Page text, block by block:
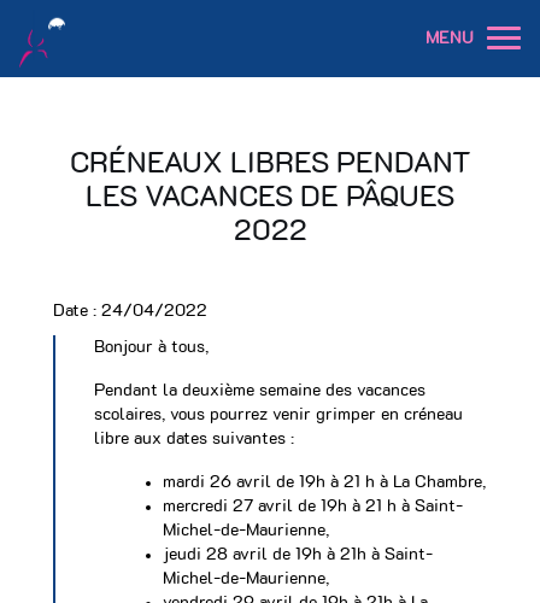
MENU
CRÉNEAUX LIBRES PENDANT
LES VACANCES DE PÂQUES
2022
Date : 24/04/2022
Bonjour à tous,
Pendant la deuxième semaine des vacances
scolaires, vous pourrez venir grimper en créneau
libre aux dates suivantes :
mardi 26 avril de 19h à 21 h à La Chambre,
mercredi 27 avril de 19h à 21 h à Saint-
Michel-de-Maurienne,
jeudi 28 avril de 19h à 21h à Saint-
Michel-de-Maurienne,